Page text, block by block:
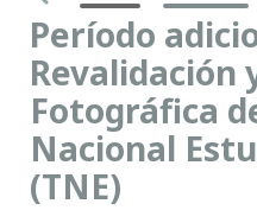
Período
Revalidación
Fotográfica
Nacional
(TNE)